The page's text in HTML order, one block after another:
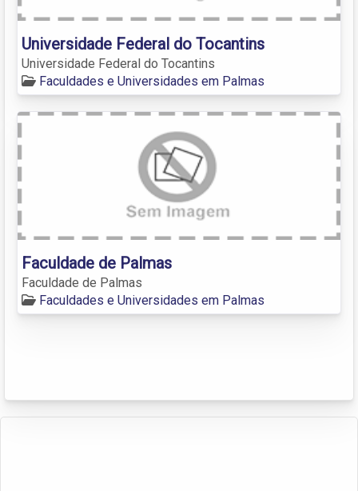
Universidade Federal do Tocantins
Universidade Federal do Tocantins
Faculdades e Universidades em Palmas
Faculdade de Palmas
Faculdade de Palmas
Faculdades e Universidades em Palmas